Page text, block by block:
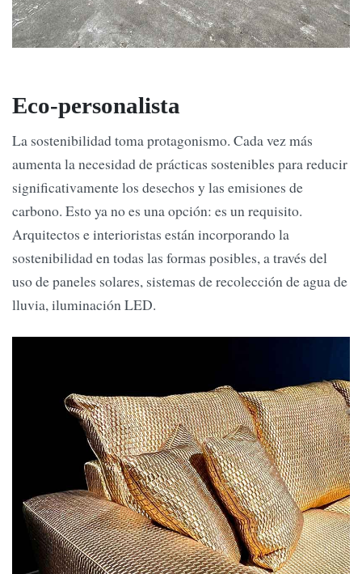
Eco-personalista
La sostenibilidad toma protagonismo. Cada vez más
aumenta la necesidad de prácticas sostenibles para reducir
significativamente los desechos y las emisiones de
carbono. Esto ya no es una opción: es un requisito.
Arquitectos e interioristas están incorporando la
sostenibilidad en todas las formas posibles, a través del
uso de paneles solares, sistemas de recolección de agua de
lluvia, iluminación LED.